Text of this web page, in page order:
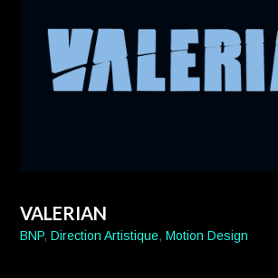
VALERIAN
BNP,Direction Artistique,Motion Design